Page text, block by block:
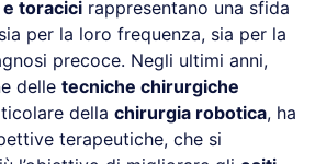
toracici rappresentano una sfida
per la loro frequenza, sia per la
precoce. Negli ultimi anni,
delle tecniche chirurgiche
della chirurgia robotica, ha
terapeutiche, che si